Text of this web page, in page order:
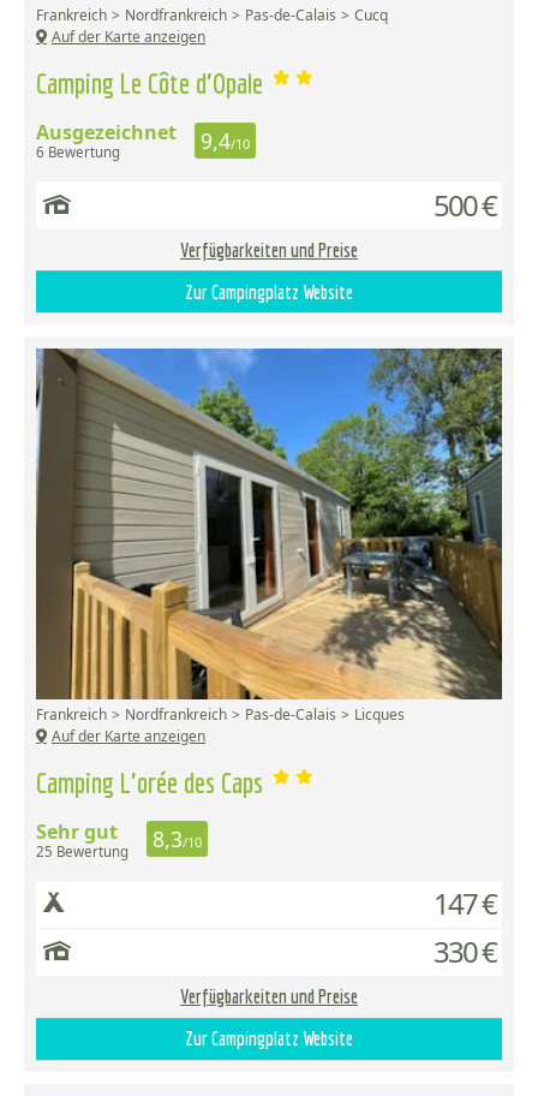
Camping Le Côte d'Opale
Frankreich Nordfrankreich Pas-de-Calais
Cucq
Auf der Karte anzeigen
Ausgezeichnet
6 Bewertung 9,4/10
500 €
Verfügbarkeiten und Preise
Zur Campingplatz Website
Camping L'orée des Caps
Frankreich Nordfrankreich Pas-de-Calais
Licques
Auf der Karte anzeigen
Sehr gut
25 Bewertung 8,3/10
147 €
330 €
Verfügbarkeiten und Preise
Zur Campingplatz Website